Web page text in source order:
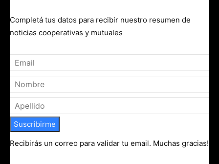
Completá tus datos para recibir nuestro resumen de
noticias cooperativas y mutuales
Suscribirme
Recibirás un correo para validar tu email. Muchas gracias!